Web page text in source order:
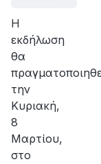
Η
εκδήλωση
θα
την
Κυριακή,
8
Μαρτίου,
στο